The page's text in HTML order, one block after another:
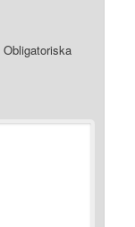
Obligatoriska